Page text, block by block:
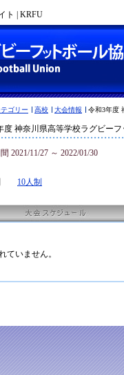
ト | KRFU
テゴリー 高校 大会情報 令和3年度
度 神奈川県高等学校ラグビー
2021/11/27 ～ 2022/01/30
10人制
ていません。